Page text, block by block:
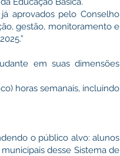
aprovados pelo Conselho
gestão, monitoramento e
em suas dimensões
horas semanais, incluindo
o público alvo: alunos
desse Sistema de